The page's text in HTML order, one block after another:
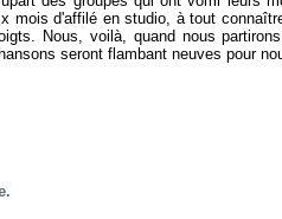
mois d'affilé en studio, à tout
Nous, voilà, quand nous
seront flambant neuves pour